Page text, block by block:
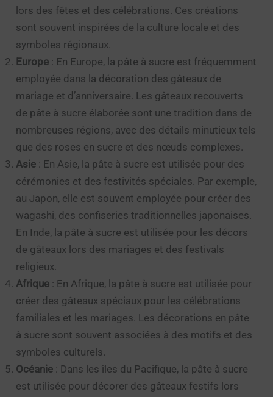
lors des fêtes et des célébrations. Ces créations
sont souvent inspirées de la culture locale et des
symboles régionaux.
Europe : En Europe, la pâte à sucre est fréquemment
employée dans la décoration des gâteaux de
mariage et d’anniversaire. Les gâteaux recouverts
de pâte à sucre élaborée sont une tradition dans de
nombreuses régions, avec des détails minutieux tels
que des roses en sucre et des nœuds complexes.
Asie : En Asie, la pâte à sucre est utilisée pour des
cérémonies et des festivités spéciales. Par exemple,
au Japon, elle est souvent employée pour créer des
wagashi, des confiseries traditionnelles japonaises.
En Inde, la pâte à sucre est utilisée pour les décors
de gâteaux lors des mariages et des festivals
religieux.
Afrique : En Afrique, la pâte à sucre est utilisée pour
créer des gâteaux spéciaux pour les célébrations
familiales et les mariages. Les décorations en pâte
à sucre sont souvent associées à des motifs et des
symboles culturels.
Océanie : Dans les îles du Pacifique, la pâte à sucre
est utilisée pour décorer des gâteaux festifs lors